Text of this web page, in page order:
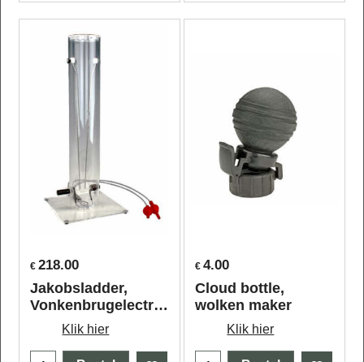
€ 218.00
Jakobsladder,
Vonkenbrugelectroden
Klik hier
€ 4.00
Cloud bottle,
wolken maker
Klik hier